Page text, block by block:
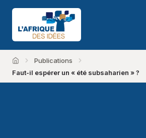
Accueil
Publications
Faut-il espérer un « été subsaharien » ?